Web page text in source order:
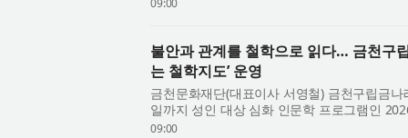
불안과 관계를 철학으로 읽다… 금천구
는 철학지도’ 운영
금천문화재단(대표이사 서영철) 금천구립금
일까지 성인 대상 심화 인문학 프로그램인
학지도’를 운영한다고 밝혔다. ‘지혜학교’는 문
09:00